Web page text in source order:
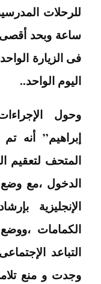
اليوم الواحد..
وحول
إبراهيم” أنه
المتحف لتعقيم
الدخول ،مع وضع
الإنجليزية
الكمامات
التباعد
وجدت و منع